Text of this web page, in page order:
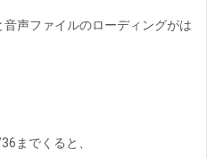
音声ファイルのローディングがは
までくると、